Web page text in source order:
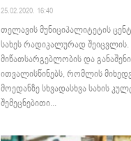
25.02.2020. 16:40
თელავის მუნიციპალიტეტის
სახეს რადიკალურად
მიწათსარგებლობის და
ითვალისწინებს, რომლის
მოედანზე სხვადასხვა სახის
შემეცნებითი...